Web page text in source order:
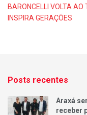
BARONCELLI VOLTA AO
INSPIRA GERAÇÕES
Posts recentes
Araxá
receber